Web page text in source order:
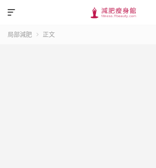

局部減肥  正文